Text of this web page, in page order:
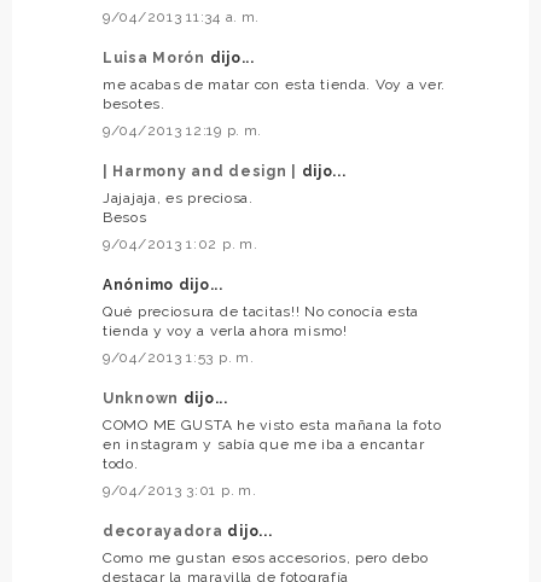
9/04/2013 11:34 a. m.
Luisa Morón dijo...
me acabas de matar con esta tienda. Voy a ver.
besotes.
9/04/2013 12:19 p. m.
| Harmony and design |
dijo...
Jajajaja, es preciosa.
Besos
9/04/2013 1:02 p. m.
Anónimo dijo...
Qué preciosura de tacitas!! No conocía esta
tienda y voy a verla ahora mismo!
9/04/2013 1:53 p. m.
Unknown dijo...
COMO ME GUSTA he visto esta mañana la foto
en instagram y sabía que me iba a encantar
todo.
9/04/2013 3:01 p. m.
decorayadora dijo...
Como me gustan esos accesorios, pero debo
destacar la maravilla de fotografía